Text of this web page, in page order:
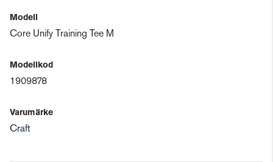
Modell
Core Unify Training Tee M
Modellkod
1909878
Varumärke
Craft